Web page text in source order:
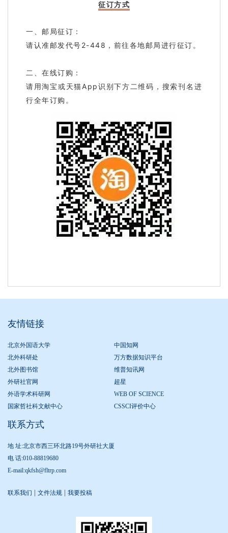
征订方式
一、邮局征订：
请认准邮发代号2-448，前往各地邮局进行征订。
二、在线订购：
请用淘宝或天猫App识别下方二维码，搜索刊名进
行全年订购。
友情链接
北京外国语大学
中国知网
北外科研处
万方数据知识平台
北外图书馆
维普知讯网
外研社官网
超星
外语学术科研网
WEB OF SCIENCE
国家哲社科文献中心
CSSCI评价中心
联系方式
地 址:北京市西三环北路19号外研社大厦
电 话:010-88819680
E-mail:qkfsh@fltrp.com
联系我们 文件法规 我要投稿